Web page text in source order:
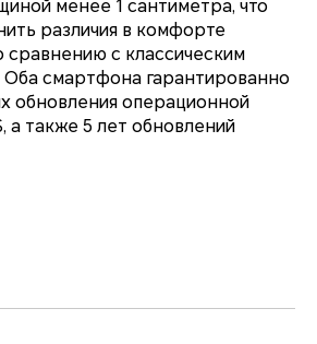
менее 1 сантиметра, что
различия в комфорте
сравнению с классическим
смартфона гарантированно
обновления операционной
а также 5 лет обновлений